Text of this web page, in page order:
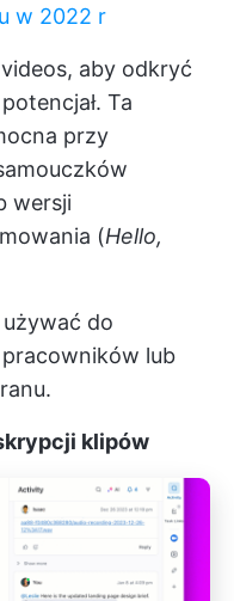
w 2022 r
aby odkryć
Ta
przy
wersji
(Hello,
do
lub
klipów